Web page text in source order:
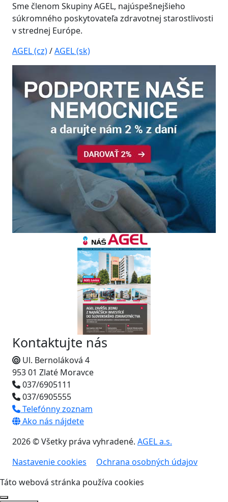
Sme členom Skupiny AGEL, najúspešnejšieho
súkromného poskytovateľa zdravotnej starostlivosti
v strednej Európe.
AGEL (cz)/AGEL (sk)
Kontaktujte nás
Ul. Bernoláková 4
953 01 Zlaté Moravce
037/6905111
037/6905555
Telefónny zoznam
Ako nás nájdete
2026 © Všetky práva vyhradené. AGEL a.s.
Nastavenie cookies
Ochrana osobných údajov
Táto webová stránka používa cookies